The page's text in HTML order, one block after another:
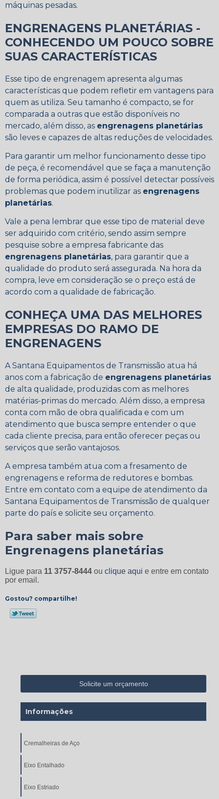
máquinas pesadas.
ENGRENAGENS PLANETÁRIAS -
CONHECENDO UM POUCO SOBRE
SUAS CARACTERÍSTICAS
Esse tipo de engrenagem apresenta algumas
características que podem refletir em vantagens para
quem as utiliza. Seu tamanho é compacto, se for
comparada a outras que estão disponíveis no
mercado, além disso, as engrenagens planetárias
são leves e capazes de altas reduções de velocidades.
Para garantir um melhor funcionamento desse tipo
de peça, é recomendável que se faça a manutenção
de forma periódica, assim é possível detectar possíveis
problemas que podem inutilizar as engrenagens
planetárias.
Vale a pena lembrar que esse tipo de material deve
ser adquirido com critério, sendo assim sempre
pesquise sobre a empresa fabricante das
engrenagens planetárias, para garantir que a
qualidade do produto será assegurada. Na hora da
compra, leve em consideração se o preço está de
acordo com a qualidade de fabricação.
CONHEÇA UMA DAS MELHORES
EMPRESAS DO RAMO DE
ENGRENAGENS
A Santana Equipamentos de Transmissão atua há
anos com a fabricação de engrenagens planetárias
de alta qualidade, produzidas com as melhores
matérias-primas do mercado. Além disso, a empresa
conta com mão de obra qualificada e com um
atendimento que busca sempre entender o que
cada cliente precisa, para então oferecer peças ou
serviços que serão vantajosos.
A empresa também atua com a fresamento de
engrenagens e reforma de redutores e bombas.
Entre em contato com a equipe de atendimento da
Santana Equipamentos de Transmissão de qualquer
parte do país e solicite seu orçamento.
Para saber mais sobre
Engrenagens planetárias
Ligue para 11 3757-8444 ou clique aqui e entre em contato
por email.
Gostou? compartilhe!
Solicite um orçamento
Informações
Cremalheiras de Aço
Eixo Entalhado
Eixo Estriado